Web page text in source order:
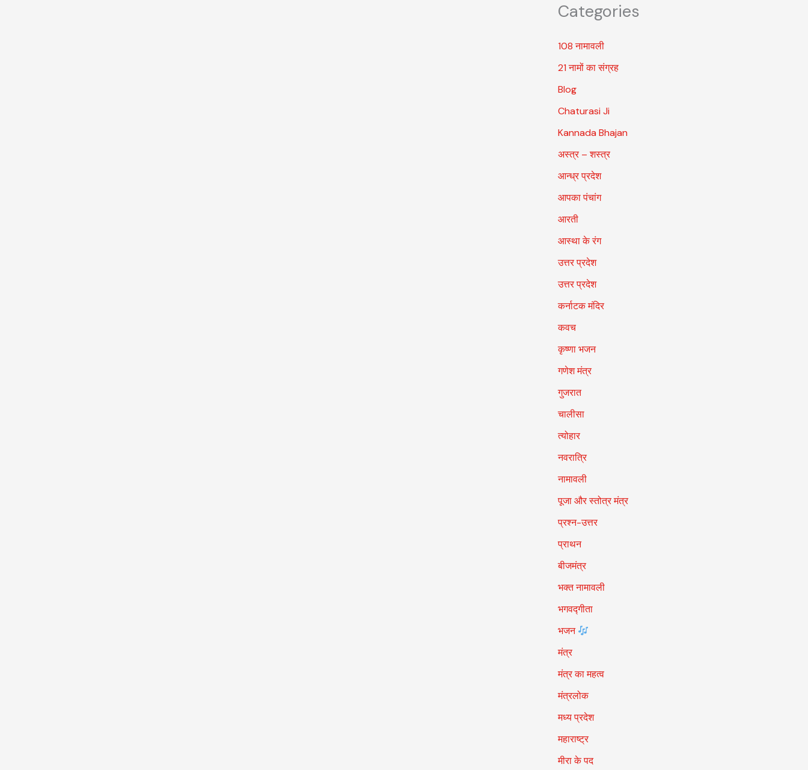
Categories
108 नामावली
21 नामों का संग्रह
Blog
Chaturasi Ji
Kannada Bhajan
अस्त्र – शस्त्र
आन्ध्र प्रदेश
आपका पंचांग
आरती
आस्था के रंग
उत्तर प्रदेश
उत्तर प्रदेश
कर्नाटक मंदिर
कवच
कृष्णा भजन
गणेश मंत्र
गुजरात
चालीसा
त्योहार
नवरात्रि
नामावली
पूजा और स्तोत्र मंत्र
प्रश्न-उत्तर
प्राथन
बीजमंत्र
भक्त नामावली
भगवद्गीता
भजन
मंत्र
मंत्र का महत्व
मंत्रलोक
मध्य प्रदेश
महाराष्ट्र
मीरा के पद